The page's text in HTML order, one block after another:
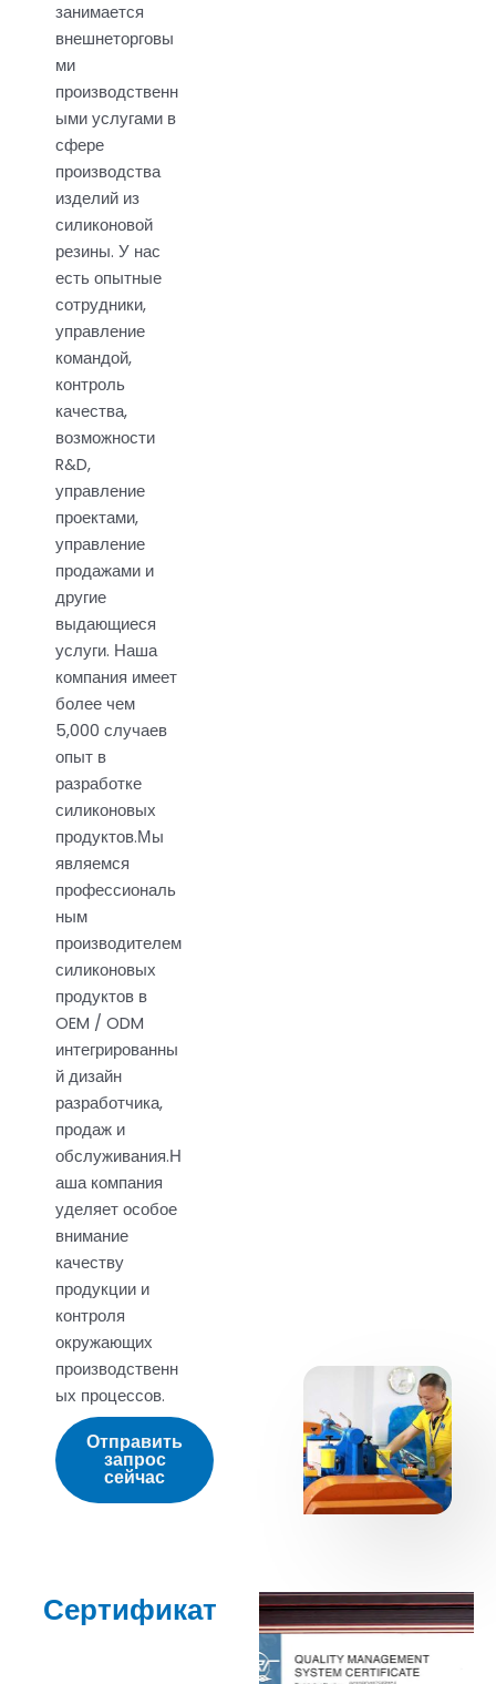
занимается
внешнеторговы
ми
производственн
ыми услугами в
сфере
производства
изделий из
силиконовой
резины. У нас
есть опытные
сотрудники,
управление
командой,
контроль
качества,
возможности
R&D,
управление
проектами,
управление
продажами и
другие
выдающиеся
услуги. Наша
компания имеет
более чем
5,000 случаев
опыт в
разработке
силиконовых
продуктов.Мы
являемся
профессиональ
ным
производителем
силиконовых
продуктов в
OEM / ODM
интегрированны
й дизайн
разработчика,
продаж и
обслуживания.Н
аша компания
уделяет особое
внимание
качеству
продукции и
контроля
окружающих
производственн
ых процессов.
Отправить
запрос
сейчас
Сертификат